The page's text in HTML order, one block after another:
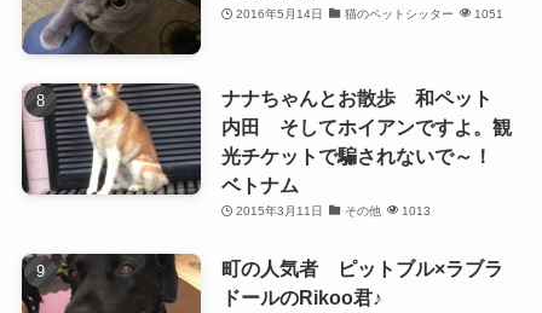
2016年5月14日 猫のペットシッター 1051
ナナちゃんとお散歩 和ペット
内田 そしてホイアンですよ。観
光チケットで騙されないで～！
ベトナム
2015年3月11日 その他 1013
町の人気者 ピットブル×ラブラ
ドールのRikoo君♪